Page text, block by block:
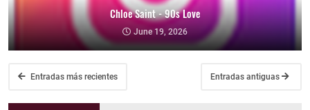
Chloe Saint - 90s Love
June 19, 2026
Entradas más recientes Entradas antiguas